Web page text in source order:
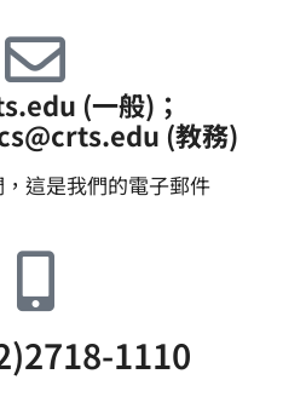
(一般)；
(教務)
這是我們的電子郵件
1110